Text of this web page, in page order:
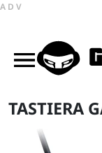
ADV
TASTIERA